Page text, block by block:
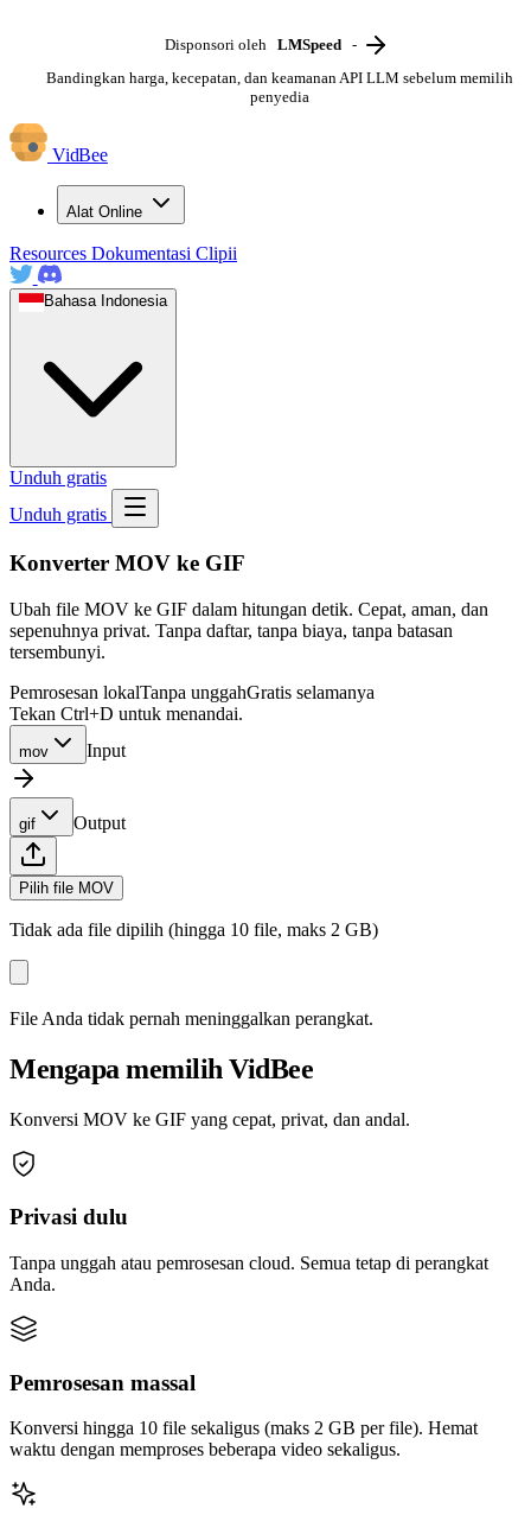
Disponsori oleh LMSpeed -
Bandingkan harga, kecepatan, dan keamanan API LLM sebelum memilih
penyedia
VidBee
Alat Online
Resources Dokumentasi Clipii
Bahasa Indonesia
Unduh gratis
Unduh gratis
Konverter MOV ke GIF
Ubah file MOV ke GIF dalam hitungan detik. Cepat, aman, dan
sepenuhnya privat. Tanpa daftar, tanpa biaya, tanpa batasan
tersembunyi.
Pemrosesan lokalTanpa unggahGratis selamanya
Tekan Ctrl+D untuk menandai.
mov Input
gif Output
Pilih file MOV
Tidak ada file dipilih (hingga 10 file, maks 2 GB)
File Anda tidak pernah meninggalkan perangkat.
Mengapa memilih VidBee
Konversi MOV ke GIF yang cepat, privat, dan andal.
Privasi dulu
Tanpa unggah atau pemrosesan cloud. Semua tetap di perangkat
Anda.
Pemrosesan massal
Konversi hingga 10 file sekaligus (maks 2 GB per file). Hemat
waktu dengan memproses beberapa video sekaligus.